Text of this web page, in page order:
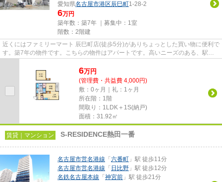
愛知県名古屋市港区辰巳町1-28-2
6万円
築年数：築7年 ｜募集中： 1室
階数：2階建
近くにはファミリーマート 辰巳町店(徒歩5分)がありちょっとした買い物に便利で
す。築7年の物件です。こちらの物件はアパートです。高いニーズのある、駅徒
6万円
(管理費・共益費 4,000円)
敷：0ヶ月｜礼：1ヶ月
所在階：1階
間取り：1LDK＋1S(納戸)
面積：31.92㎡
賃貸｜マンション S-RESIDENCE熱田一番
名古屋市営名港線 「 六番町 」駅 徒歩11分
名古屋市営名港線 「 日比野 」駅 徒歩12分
名鉄名古屋本線 「 神宮前 」駅 徒歩21分